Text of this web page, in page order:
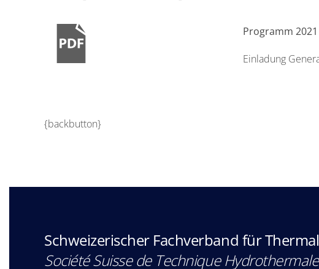
Programm 2021
Einladung
{backbutton}
Schweizerischer Fachverband für
Société Suisse de Technique Hydrothermale